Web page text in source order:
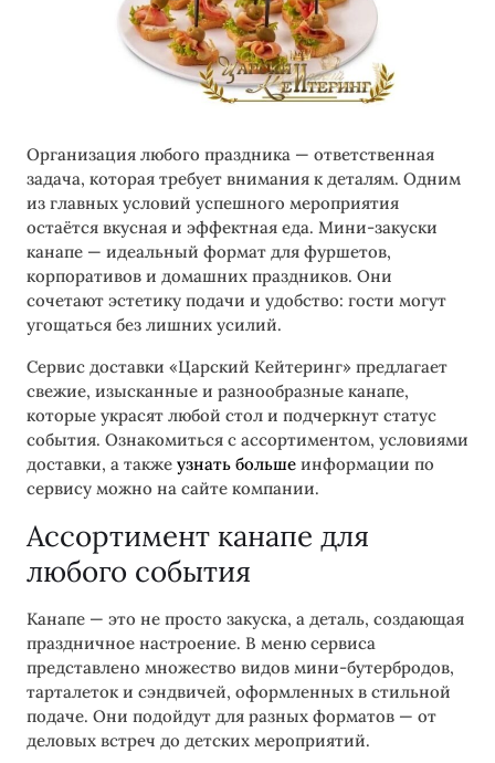
Организация любого праздника — ответственная
задача, которая требует внимания к деталям. Одним
из главных условий успешного мероприятия
остаётся вкусная и эффектная еда. Мини-закуски
канапе — идеальный формат для фуршетов,
корпоративов и домашних праздников. Они
сочетают эстетику подачи и удобство: гости могут
угощаться без лишних усилий.
Сервис доставки «Царский Кейтеринг» предлагает
свежие, изысканные и разнообразные канапе,
которые украсят любой стол и подчеркнут статус
события. Ознакомиться с ассортиментом, условиями
доставки, а также узнать больше информации по
сервису можно на сайте компании.
Ассортимент канапе для
любого события
Канапе — это не просто закуска, а деталь, создающая
праздничное настроение. В меню сервиса
представлено множество видов мини-бутербродов,
тарталеток и сэндвичей, оформленных в стильной
подаче. Они подойдут для разных форматов — от
деловых встреч до детских мероприятий.